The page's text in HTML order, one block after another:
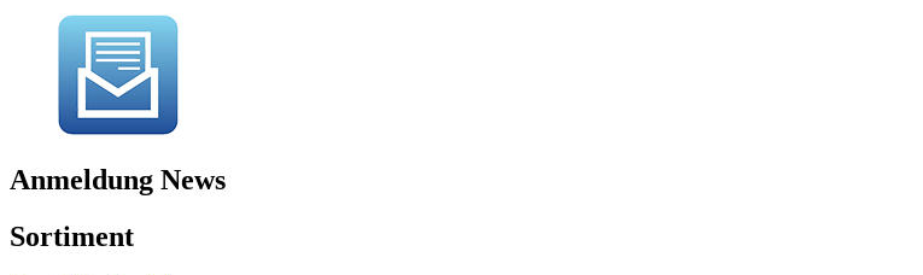
Anmeldung News
Sortiment